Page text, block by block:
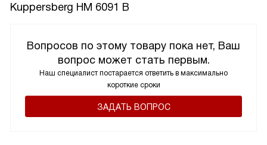
Kuppersberg HM 6091 B
Вопросов по этому товару пока нет, Ваш
вопрос может стать первым.
Наш специалист постарается ответить в максимально
короткие сроки
ЗАДАТЬ ВОПРОС